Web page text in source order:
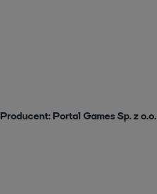
Producent Portal Games Sp. z o.o.